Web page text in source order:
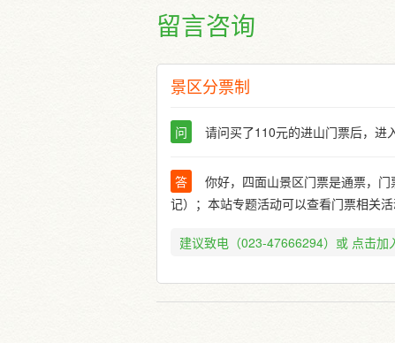
留言咨询
景区分票制
问 请问买了110元的进山门票后，进
答
你好，四面山景区门票是通票，
记）；本站专题活动可以查看门票相关活
建议致电（023-47666294）或 点击加